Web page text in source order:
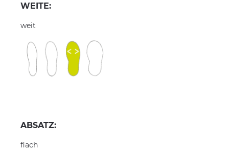
WEITE:
weit
ABSATZ:
flach